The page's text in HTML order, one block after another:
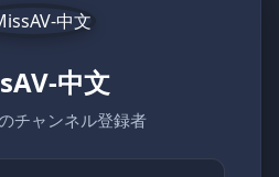
中文
チャンネル登録者